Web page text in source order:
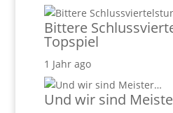
Bittere
Topspiel
1 Jahr ago
Und wir sind